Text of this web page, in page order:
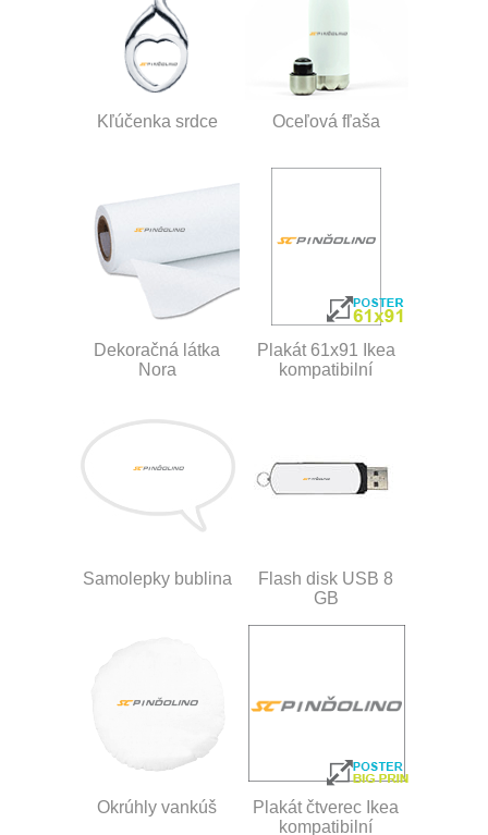
Kľúčenka srdce Oceľová fľaša
Dekoračná látka
Nora
Plakát 61x91 Ikea
kompatibilní
Samolepky bublina
Flash disk USB 8
GB
Okrúhly vankúš
Plakát čtverec Ikea
kompatibilní